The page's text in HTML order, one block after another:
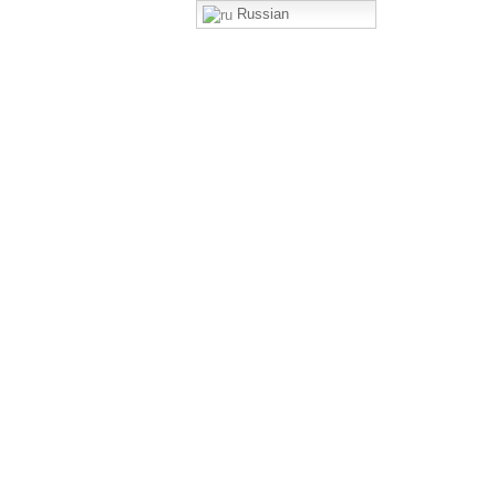
Russian